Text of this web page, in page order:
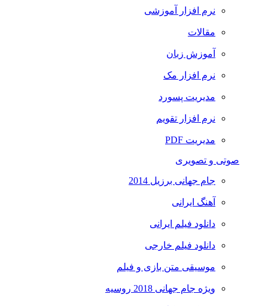
نرم افزار آموزشی
مقالات
آموزش زبان
نرم افزار مک
مدیریت پسورد
نرم افزار تقویم
مدیریت PDF
صوتی و تصویری
جام جهانی برزیل 2014
آهنگ ایرانی
دانلود فیلم ایرانی
دانلود فیلم خارجی
موسیقی متن بازی و فیلم
ویژه جام جهانی 2018 روسیه